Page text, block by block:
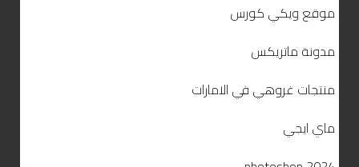
موقع ويكي كورس
مدونة ماتريكس
منتجات غروهي في الامارات
ماي ايجي